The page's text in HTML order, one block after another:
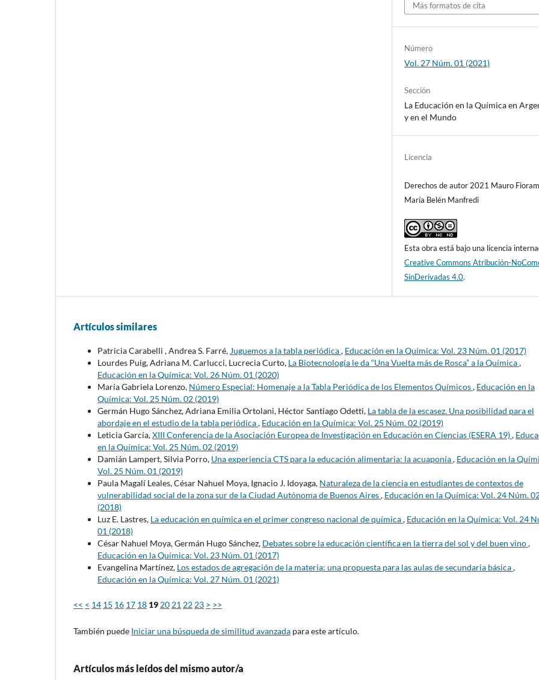
Más formatos de cita
Número
Vol. 27 Núm. 01 (2021)
Sección
La Educación en la Química en
y en el Mundo
Licencia
Derechos de autor 2021 Mauro
María Belén Manfredi
Esta obra está bajo una licencia
Creative Commons Atribución-
SinDerivadas 4.0.
Artículos similares
Patricia Carabelli , Andrea S. Farré, Juguemos a la tabla periódica, Educación en la Química: Vol. 23 Núm. 01 (2017)
Lourdes Puig, Adriana M. Carlucci, Lucrecia Curto, La Biotecnología le da “Una Vuelta más de Rosca” a la Química,
Educación en la Química: Vol. 26 Núm. 01 (2020)
María Gabriela Lorenzo, Número Especial: Homenaje a la Tabla Periódica de los Elementos Químicos, Educación en la
Química: Vol. 25 Núm. 02 (2019)
Germán Hugo Sánchez, Adriana Emilia Ortolani, Héctor Santiago Odetti, La tabla de la escasez. Una posibilidad para el
abordaje en el estudio de la tabla periódica, Educación en la Química: Vol. 25 Núm. 02 (2019)
Leticia García,XIII Conferencia de la Asociación Europea de Investigación en Educación en Ciencias (ESERA 19),
en la Química: Vol. 25 Núm. 02 (2019)
Damián Lampert, Silvia Porro, Una experiencia CTS para la educación alimentaria: la acuaponía, Educación en la
Vol. 25 Núm. 01 (2019)
Paula Magalí Leales, César Nahuel Moya, Ignacio J. Idoyaga, Naturaleza de la ciencia en estudiantes de contextos de
vulnerabilidad social de la zona sur de la Ciudad Autónoma de Buenos Aires, Educación en la Química: Vol. 24 Núm.
(2018)
Luz E. Lastres, La educación en química en el primer congreso nacional de química, Educación en la Química: Vol. 24
01 (2018)
César Nahuel Moya, Germán Hugo Sánchez, Debates sobre la educación científica en la tierra del sol y del buen vino,
Educación en la Química: Vol. 23 Núm. 01 (2017)
Evangelina Martínez, Los estados de agregación de la materia: una propuesta para las aulas de secundaria básica,
Educación en la Química: Vol. 27 Núm. 01 (2021)
<< < 14 15 16 17 18 19 20 21 22 23 > >>
También puede Iniciar una búsqueda de similitud avanzada para este artículo.
Artículos más leídos del mismo autor/a